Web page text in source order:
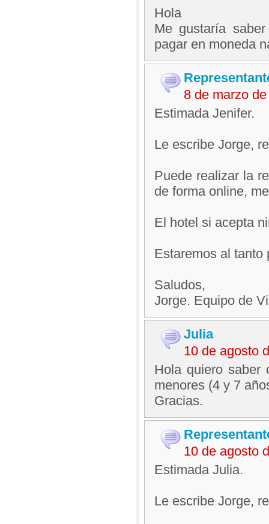
Hola
Me gustaría
pagar en moneda
8 de marzo
Estimada Jenifer.
Le escribe Jorge,
Puede realizar la
de forma online,
El hotel si acepta
Estaremos al tanto
Saludos,
Jorge. Equipo de
Julia
10 de agosto
Hola quiero saber
menores (4 y 7
Gracias.
10 de agosto
Estimada Julia.
Le escribe Jorge,